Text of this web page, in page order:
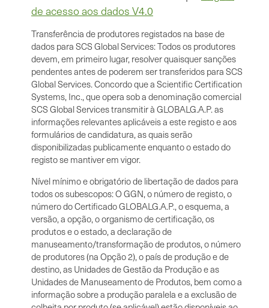
de acesso aos dados V4.0
Transferência de produtores registados na base de
dados para SCS Global Services: Todos os produtores
devem, em primeiro lugar, resolver quaisquer sanções
pendentes antes de poderem ser transferidos para SCS
Global Services. Concordo que a Scientific Certification
Systems, Inc., que opera sob a denominação comercial
SCS Global Services transmitir à GLOBALG.A.P. as
informações relevantes aplicáveis a este registo e aos
formulários de candidatura, as quais serão
disponibilizadas publicamente enquanto o estado do
registo se mantiver em vigor.
Nível mínimo e obrigatório de libertação de dados para
todos os subescopos: O GGN, o número de registo, o
número do Certificado GLOBALG.A.P., o esquema, a
versão, a opção, o organismo de certificação, os
produtos e o estado, a declaração de
manuseamento/transformação de produtos, o número
de produtores (na Opção 2), o país de produção e de
destino, as Unidades de Gestão da Produção e as
Unidades de Manuseamento de Produtos, bem como a
informação sobre a produção paralela e a exclusão de